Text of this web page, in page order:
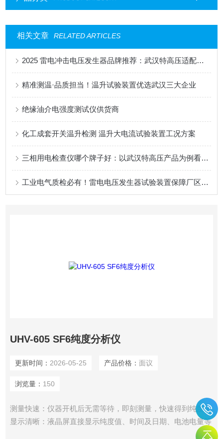
相关文章 RELATED ARTICLES
2025 雷电冲击电压发生器品牌推荐：武汉特高压适配化工场景，稳护绝缘安全
精准测温·品质担当！温升试验装置优选武汉三大企业
绝缘油介电强度测试仪供货商
化工成套开关温升检测 温升大电流试验装置工况方案
三相用电检查仪哪个牌子好：以武汉特高压产品为例看核心功能集成
工业电气质检必有！雷电电压发生器试验装置保障厂区电气设备耐雷击可靠性
UHV-605 SF6纯度分析仪
更新时间： 2026-05-25 产品价格： 面议
浏览量： 150
测量快速：仪器开机后无需等待，即刻测量，快速得到纯度值
显示清晰：液晶屏直接显示纯度值、时间及日期、电池电量等